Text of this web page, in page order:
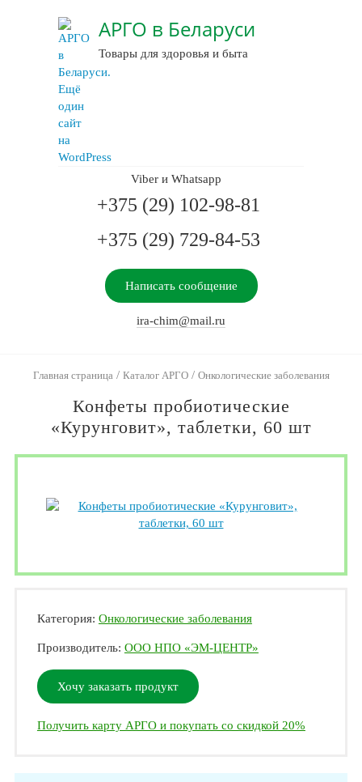
АРГО в Беларуси
Товары для здоровья и быта
Viber и Whatsapp
+375 (29) 102-98-81
+375 (29) 729-84-53
Написать сообщение
ira-chim@mail.ru
Главная страница / Каталог АРГО/ Онкологические заболевания
Конфеты пробиотические
«Курунговит», таблетки, 60 шт
Категория: Онкологические заболевания
Производитель: ООО НПО «ЭМ-ЦЕНТР»
Хочу заказать продукт
Получить карту АРГО и покупать со скидкой 20%